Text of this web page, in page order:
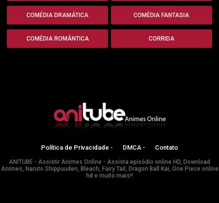
COMÉDIA DRAMÁTICA COMÉDIA FANTASIA
COMÉDIA ROMÂNTICA CORRIDA
Política de Privacidade - DMCA - Contato
ANITUBE - Assistir Animes Online - Assista episódio online HD, Download
Animes, Naruto Shippuuden, Bleach, Fairy Tail, Dragon Ball Kai, One Piece online
hd e muito mais!!